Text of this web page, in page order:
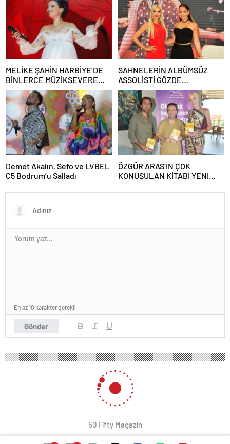
MELİKE ŞAHİN HARBİYE’DE
BİNLERCE MÜZİKSEVERE
UNUTULMAZ BİR GECE
YAŞATTI!
SAHNELERİN ALBÜMSÜZ
ASSOLİSTİ GÖZDE
DEMİRBİLEK, NR1
MAGAZİN’DE: “SON ASSOLİST
OLARAK VAR OLACAĞIM!”
Demet Akalın, Sefo ve LVBEL
C5 Bodrum’u Salladı
ÖZGÜR ARAS’IN ÇOK
KONUŞULAN KİTABI YENI
COLLECTION BODRUM’DA
Gönder
En az 10 karakter gerekli
50 Fifty Magazin